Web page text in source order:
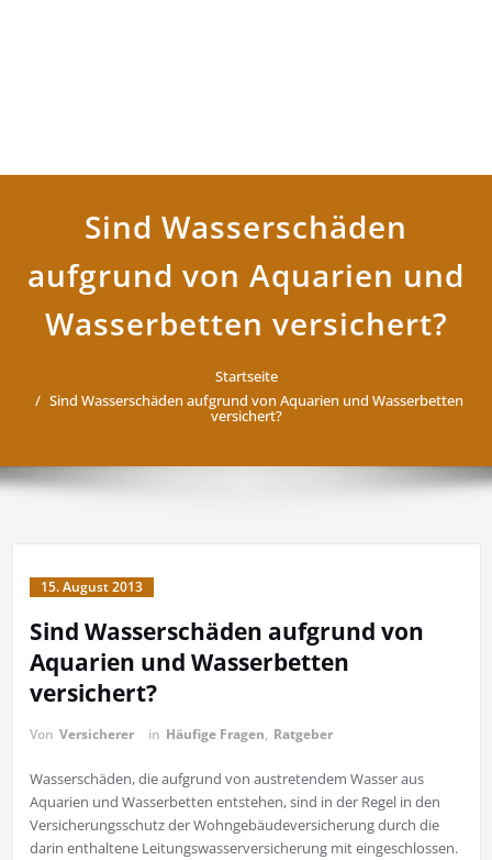
Sind Wasserschäden
aufgrund von Aquarien und
Wasserbetten versichert?
Startseite
Sind Wasserschäden aufgrund von Aquarien und Wasserbetten
versichert?
15. August 2013
Sind Wasserschäden aufgrund von
Aquarien und Wasserbetten
versichert?
Von Versicherer in Häufige Fragen, Ratgeber
Wasserschäden, die aufgrund von austretendem Wasser aus
Aquarien und Wasserbetten entstehen, sind in der Regel in den
Versicherungsschutz der Wohngebäudeversicherung durch die
darin enthaltene Leitungswasserversicherung mit eingeschlossen.